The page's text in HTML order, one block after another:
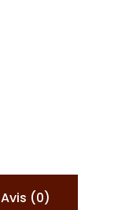
Avis (0)